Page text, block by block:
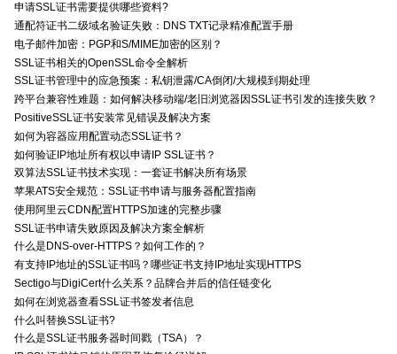
申请SSL证书需要提供哪些资料?
通配符证书二级域名验证失败：DNS TXT记录精准配置手册
电子邮件加密：PGP和S/MIME加密的区别？
SSL证书相关的OpenSSL命令全解析
SSL证书管理中的应急预案：私钥泄露/CA倒闭/大规模到期处理
跨平台兼容性难题：如何解决移动端/老旧浏览器因SSL证书引发的连接失败？
PositiveSSL证书安装常见错误及解决方案
如何为容器应用配置动态SSL证书？
如何验证IP地址所有权以申请IP SSL证书？
双算法SSL证书技术实现：一套证书解决所有场景
苹果ATS安全规范：SSL证书申请与服务器配置指南
使用阿里云CDN配置HTTPS加速的完整步骤
SSL证书申请失败原因及解决方案全解析
什么是DNS-over-HTTPS？如何工作的？
有支持IP地址的SSL证书吗？哪些证书支持IP地址实现HTTPS
Sectigo与DigiCert什么关系？品牌合并后的信任链变化
如何在浏览器查看SSL证书签发者信息
什么叫替换SSL证书?
什么是SSL证书服务器时间戳（TSA）？